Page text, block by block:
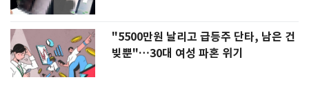
"5500만원 날리고 급등주 단타, 남은 건
빚뿐"…30대 여성 파혼 위기